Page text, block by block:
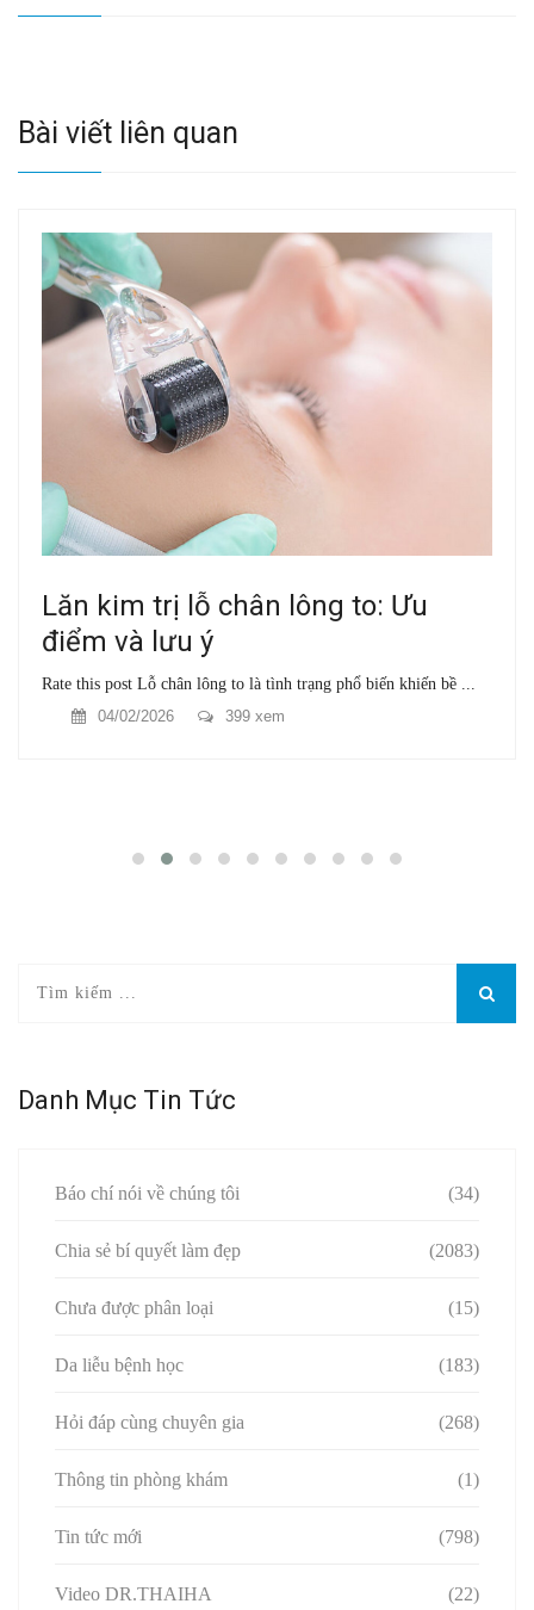
Bài viết liên quan
Lăn kim trị lỗ chân lông to: Ưu
điểm và lưu ý
Rate this post Lỗ chân lông to là tình trạng phổ biến khiến bề ...
04/02/2026
399 xem
Danh Mục Tin Tức
Báo chí nói về chúng tôi (34)
Chia sẻ bí quyết làm đẹp (2083)
Chưa được phân loại (15)
Da liễu bệnh học (183)
Hỏi đáp cùng chuyên gia (268)
Thông tin phòng khám (1)
Tin tức mới (798)
Video DR.THAIHA (22)